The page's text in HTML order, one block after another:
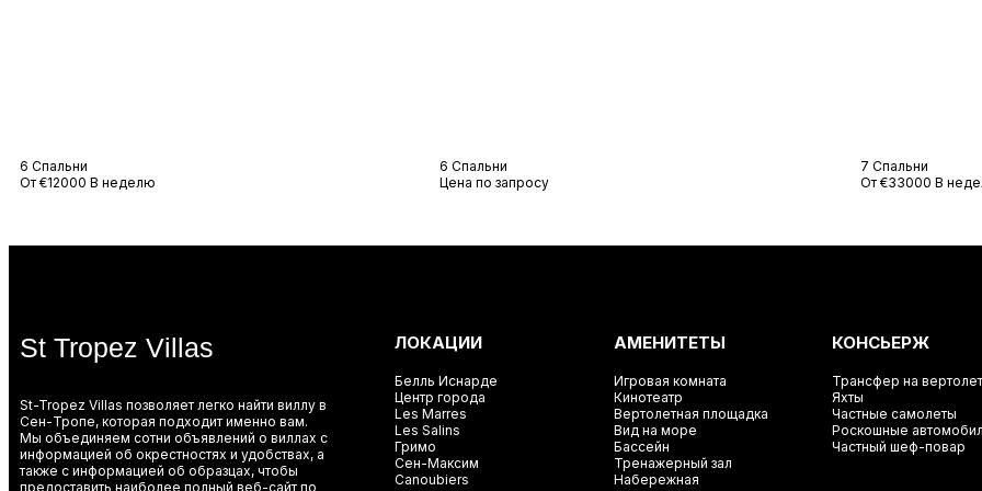
6 Спальни
От €12000 В неделю
6 Спальни
Цена по запросу
7 Спальни
От €33000 В
St Tropez Villas
St-Tropez Villas позволяет легко найти виллу в
Сен-Тропе, которая подходит именно вам.
Мы объединяем сотни объявлений о виллах с
информацией об окрестностях и удобствах, а
также с информацией об образцах, чтобы
предоставить наиболее полный веб-сайт по
ЛОКАЦИИ
Белль Иснарде
Центр города
Les Marres
Les Salins
Гримо
Сен-Максим
Canoubiers
АМЕНИТЕТЫ
Игровая комната
Кинотеатр
Вертолетная площадка
Вид на море
Бассейн
Тренажерный зал
Набережная
КОНСЬЕРЖ
Трансфер на
Яхты
Частные самолеты
Роскошные
Частный шеф-повар